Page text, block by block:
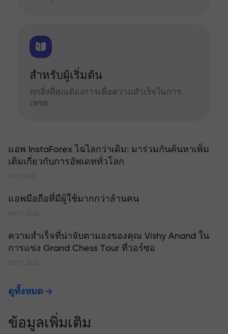
สำหรับผู้เริ่มต้น
ทุกสิ่งที่คุณต้องการเพื่อความสำเร็จในการ
เทรด
แอพ InstaForex ไฉไลกว่าเดิม: มาร่วมกันค้นหาเพิ่ม
เติมเกี่ยวกับการอัพเดททั่วโลก
19.07.2022
แอพมือถือที่มีผู้ใช้มากกว่าล้านคน
08.07.2022
ความสำเร็จที่น่าจับตามองของคุณ Vishy Anand ใน
การแข่ง Grand Chess Tour ที่วอร์ซอ
ดูทั้งหมด
ข้อมูลเพิ่มเติม